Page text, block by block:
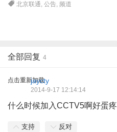
北京联通,公告,频道
全部回复 4
点击重新加载
jaycty
2014-9-17 12:14:14
什么时候加入CCTV5啊好蛋疼
支持 反对